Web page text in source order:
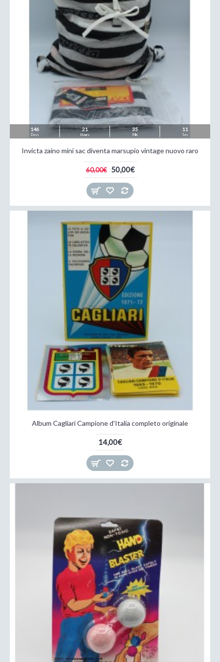
146
Days
21
Hours
35
Min
09
Sec
Invicta zaino mini sac diventa marsupio vintage nuovo raro
60,00€ 50,00€
Album Cagliari Campione d'Italia completo originale
14,00€